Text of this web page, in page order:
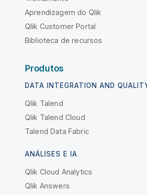
Aprendizagem do Qlik
Qlik Customer Portal
Biblioteca de recursos
Produtos
DATA INTEGRATION AND
Qlik Talend
Qlik Talend Cloud
Talend Data Fabric
ANÁLISES E IA
Qlik Cloud Analytics
Qlik Answers